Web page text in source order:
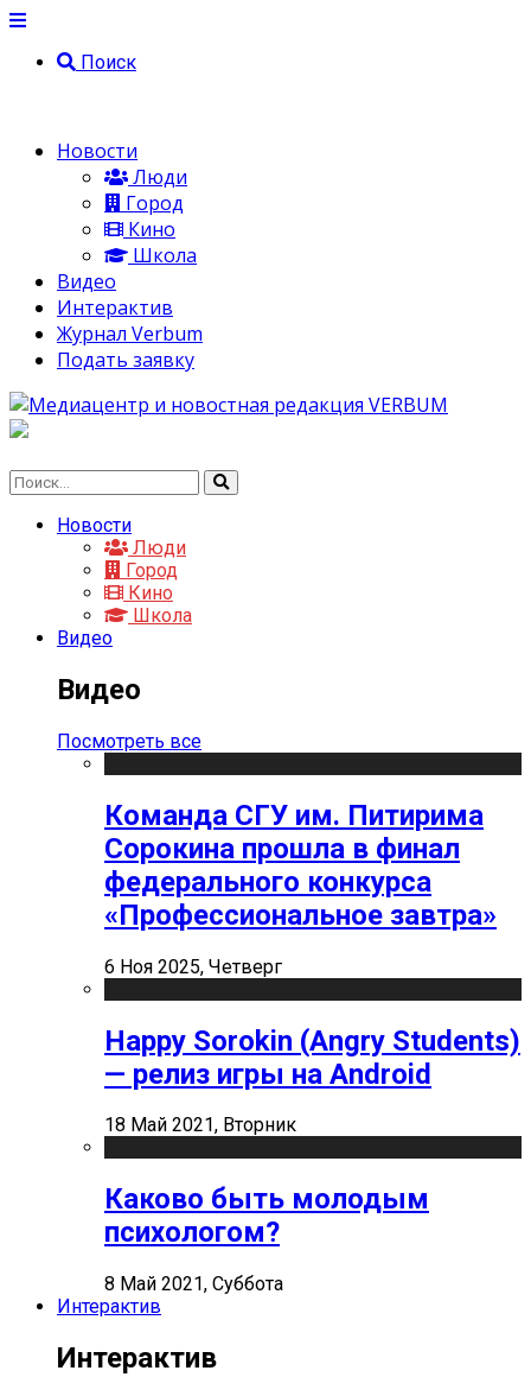
Поиск
Новости
Люди
Город
Кино
Школа
Видео
Интерактив
Журнал Verbum
Подать заявку
Новости
Люди
Город
Кино
Школа
Видео
Видео
Посмотреть все
Команда СГУ им. Питирима
Сорокина прошла в финал
федерального конкурса
«Профессиональное завтра»
6 Ноя 2025, Четверг
Happy Sorokin (Angry Students)
— релиз игры на Android
18 Май 2021, Вторник
Каково быть молодым
психологом?
8 Май 2021, Суббота
Интерактив
Интерактив